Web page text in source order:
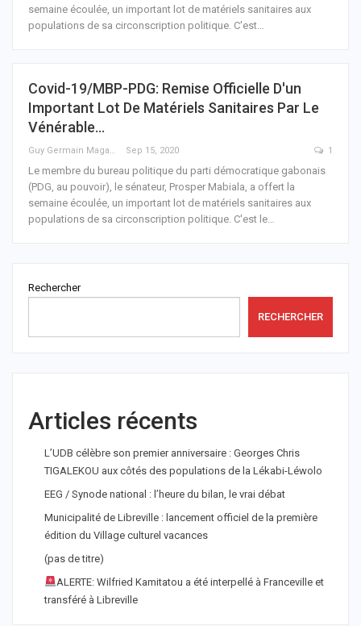
semaine écoulée, un important lot de matériels sanitaires aux
populations de sa circonscription politique. C'est…
Covid-19/MBP-PDG: Remise Officielle D'un
Important Lot De Matériels Sanitaires Par Le
Vénérable…
Guy Germain Maganga Nziengui Sep 15, 2020 1
Le membre du bureau politique du parti démocratique gabonais
(PDG, au pouvoir), le sénateur, Prosper Mabiala, a offert la
semaine écoulée, un important lot de matériels sanitaires aux
populations de sa circonscription politique. C'est le…
Rechercher
RECHERCHER
Articles récents
L’UDB célèbre son premier anniversaire : Georges Chris
TIGALEKOU aux côtés des populations de la Lékabi-Léwolo
EEG / Synode national : l’heure du bilan, le vrai débat
Municipalité de Libreville : lancement officiel de la première
édition du Village culturel vacances
(pas de titre)
ALERTE: Wilfried Kamitatou a été interpellé à Franceville et
transféré à Libreville